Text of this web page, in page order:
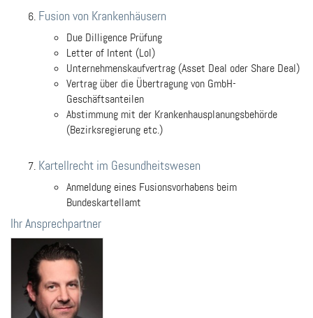
Fusion von Krankenhäusern
Due Dilligence Prüfung
Letter of Intent (LoI)
Unternehmenskaufvertrag (Asset Deal oder Share Deal)
Vertrag über die Übertragung von GmbH-
Geschäftsanteilen
Abstimmung mit der Krankenhausplanungsbehörde
(Bezirksregierung etc.)
Kartellrecht im Gesundheitswesen
Anmeldung eines Fusionsvorhabens beim
Bundeskartellamt
Ihr Ansprechpartner